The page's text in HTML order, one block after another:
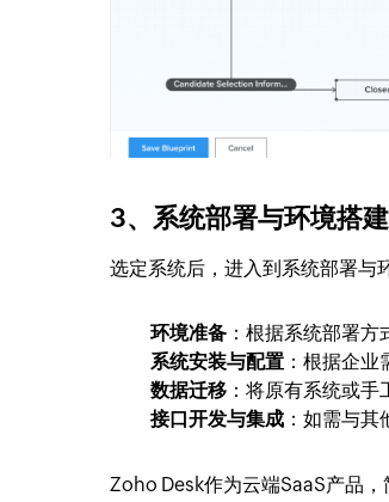
3、系统部署与环境搭建
选定系统后，进入到系统部署与
环境准备 ：根据系统部署
系统安装与配置 ：根据企
数据迁移 ：将原有系统或
接口开发与集成 ：如需与
Zoho Desk作为云端SaaS产品